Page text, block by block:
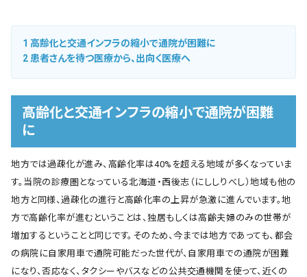
1 高齢化と交通インフラの縮小で通院が困難に
2 患者さんを待つ医療から、出向く医療へ
高齢化と交通インフラの縮小で通院が困難
に
地方では過疎化が進み、高齢化率は40%を超える地域が多くなっていま
す。当院の診療圏となっている北海道・西後志（にししりべし）地域も他の
地方と同様、過疎化の進行と高齢化率の上昇が急激に進んでいます。地
方で高齢化率が進むということは、独居もしくは高齢夫婦のみの世帯が
増加するということと同じです。そのため、今までは地方であっても、都会
の病院に自家用車で通院可能だった世代が、自家用車での通院が困難
になり、否応なく、タクシーやバスなどの公共交通機関を使って、近くの